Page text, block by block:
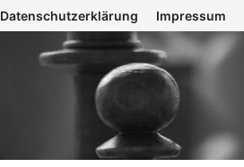
Datenschutzerklärung Impressum